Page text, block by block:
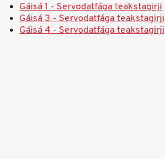
Gáisá 1 - Servodatfága teakstagirji
Gáisá 3 - Servodatfága teakstagirji
Gáisá 4 - Servodatfága teakstagirji